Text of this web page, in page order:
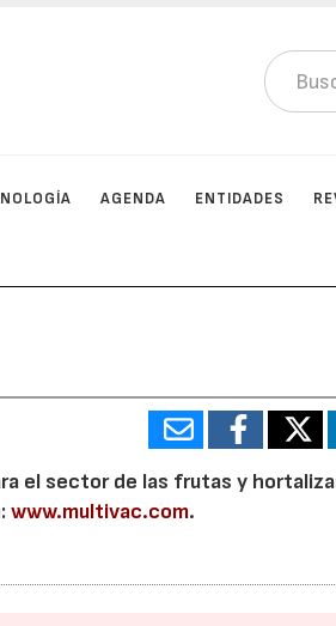
AGENDA ENTIDADES
el sector de las frutas y
www.multivac.com.